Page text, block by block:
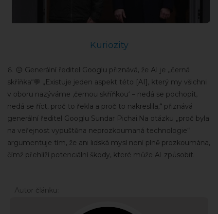
Kuriozity
😐 Generální ředitel Googlu přiznává, že AI je „černá
skříňka“💬 „Existuje jeden aspekt této [AI], který my všichni
v oboru nazýváme ‚černou skříňkou‘ – nedá se pochopit,
nedá se říct, proč to řekla a proč to nakreslila,“ přiznává
generální ředitel Googlu Sundar Pichai.Na otázku „proč byla
na veřejnost vypuštěna neprozkoumaná technologie“
argumentuje tím, že ani lidská mysl není plně prozkoumána,
čímž přehlíží potenciální škody, které může AI způsobit.
Autor článku: